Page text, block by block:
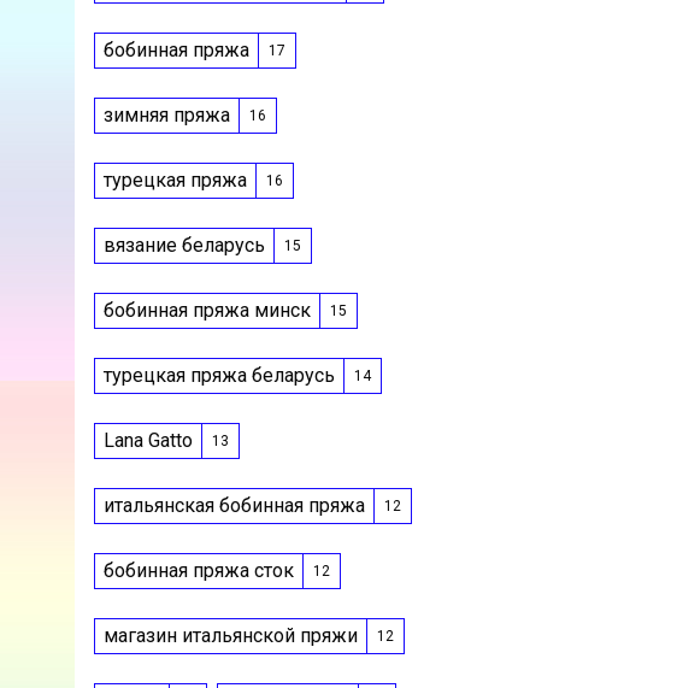
бобинная пряжа 17
зимняя пряжа 16
турецкая пряжа 16
вязание беларусь 15
бобинная пряжа минск 15
турецкая пряжа беларусь 14
Lana Gatto 13
итальянская бобинная пряжа 12
бобинная пряжа сток 12
магазин итальянской пряжи 12